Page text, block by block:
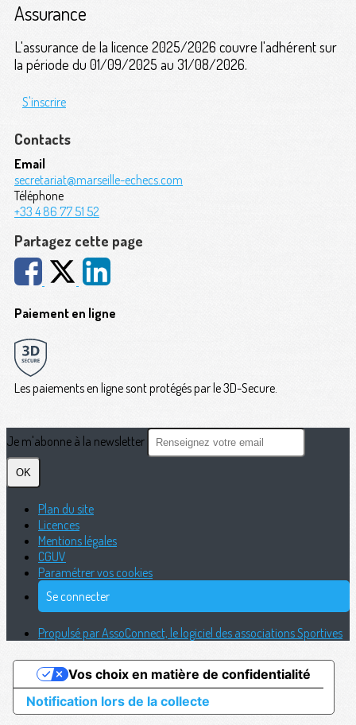
Assurance
L'assurance de la licence 2025/2026 couvre l'adhérent sur
la période du 01/09/2025 au 31/08/2026.
S'inscrire
Contacts
Email
secretariat@marseille-echecs.com
Téléphone
+33 4 86 77 51 52
Partagez cette page
Paiement en ligne
Les paiements en ligne sont protégés par le 3D-Secure.
Je m'abonne à la newsletter
OK
Plan du site
Licences
Mentions légales
CGUV
Paramétrer vos cookies
Se connecter
Propulsé par AssoConnect, le logiciel des associations Sportives
Notification lors de la collecte
Vos choix en matière de confidentialité